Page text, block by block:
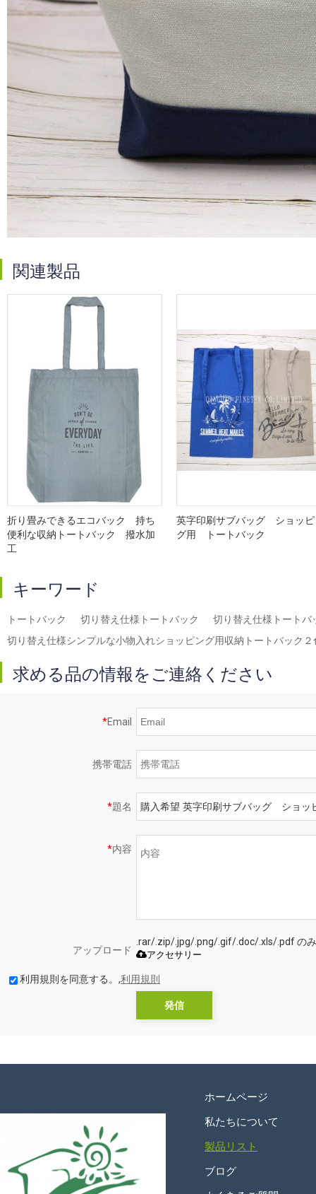
関連製品
折り畳みできるエコバック 持ち
便利な収納トートバック 撥水加
工
英字印刷サブバッグ ショッピ
グ用 トートバック
キーワード
トートバック 切り替え仕様トートバック
切り替え仕様トート
切り替え仕様シンプルな小物入れショッピング用収納トートバック２
求める品の情報をご連絡ください
*Email
携帯電話
*題名
*内容
アップロード
.rar/.zip/.jpg/.png/.gif/.doc/.xls/.pdf の
アクセサリー
利用規則を同意する。,利用規則
発信
ホームページ
私たちについて
製品リスト
ブログ